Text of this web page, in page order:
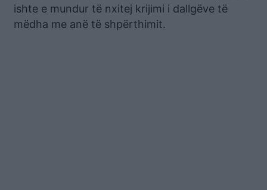
ishte e mundur të nxitej krijimi i dallgëve të
mëdha me anë të shpërthimit.